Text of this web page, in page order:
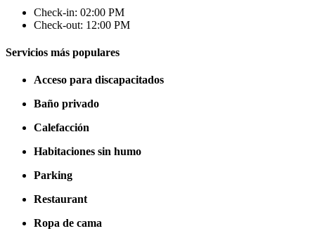
Check-in: 02:00 PM
Check-out: 12:00 PM
Servicios más populares
Acceso para discapacitados
Baño privado
Calefacción
Habitaciones sin humo
Parking
Restaurant
Ropa de cama